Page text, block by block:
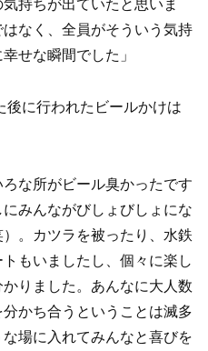
持ちが出ていたと思いま
なく、全員がそういう気持
せな瞬間でした」
に行われたビールかけは
ろな所がビール臭かったです
みんながびしょびしょにな
。カツラを被ったり、水鉄
もいましたし、個々に楽し
りました。あんなに大人数
かち合うということは滅多
場に入れてみんなと喜びを